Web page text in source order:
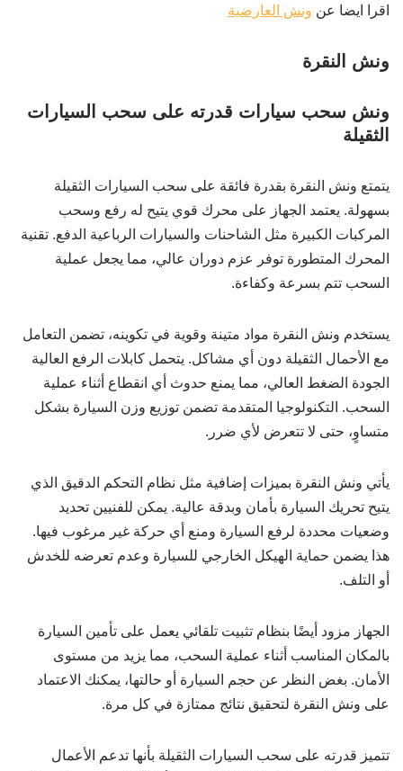
اقرا ايضا عن ونش العارضية
ونش النقرة
ونش سحب سيارات قدرته على سحب السيارات
الثقيلة
يتمتع ونش النقرة بقدرة فائقة على سحب السيارات الثقيلة
بسهولة. يعتمد الجهاز على محرك قوي يتيح له رفع وسحب
المركبات الكبيرة مثل الشاحنات والسيارات الرباعية الدفع. تقنية
المحرك المتطورة توفر عزم دوران عالي، مما يجعل عملية
السحب تتم بسرعة وكفاءة.
يستخدم ونش النقرة مواد متينة وقوية في تكوينه، تضمن التعامل
مع الأحمال الثقيلة دون أي مشاكل. يتحمل كابلات الرفع العالية
الجودة الضغط العالي، مما يمنع حدوث أي انقطاع أثناء عملية
السحب. التكنولوجيا المتقدمة تضمن توزيع وزن السيارة بشكل
متساوٍ، حتى لا تتعرض لأي ضرر.
يأتي ونش النقرة بميزات إضافية مثل نظام التحكم الدقيق الذي
يتيح تحريك السيارة بأمان وبدقة عالية. يمكن للفنيين تحديد
وضعيات محددة لرفع السيارة ومنع أي حركة غير مرغوب فيها.
هذا يضمن حماية الهيكل الخارجي للسيارة وعدم تعرضه للخدش
أو التلف.
الجهاز مزود أيضًا بنظام تثبيت تلقائي يعمل على تأمين السيارة
بالمكان المناسب أثناء عملية السحب، مما يزيد من مستوى
الأمان. بغض النظر عن حجم السيارة أو حالتها، يمكنك الاعتماد
على ونش النقرة لتحقيق نتائج ممتازة في كل مرة.
تتميز قدرته على سحب السيارات الثقيلة بأنها تدعم الأعمال